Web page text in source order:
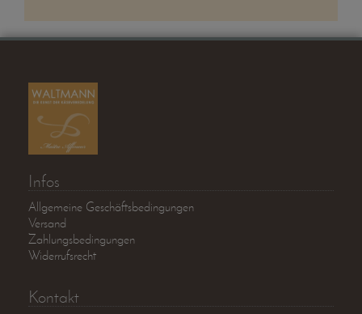
Infos
Allgemeine Geschäftsbedingungen
Versand
Zahlungsbedingungen
Widerrufsrecht
Kontakt